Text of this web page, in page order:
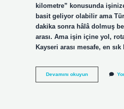
kilometre” konusunda
basit geliyor olabilir ama
dakika sonra hâlâ dolmuş
arası. Ama işin içine yol,
Kayseri arası mesafe, en
Devamını okuyunKapadokya